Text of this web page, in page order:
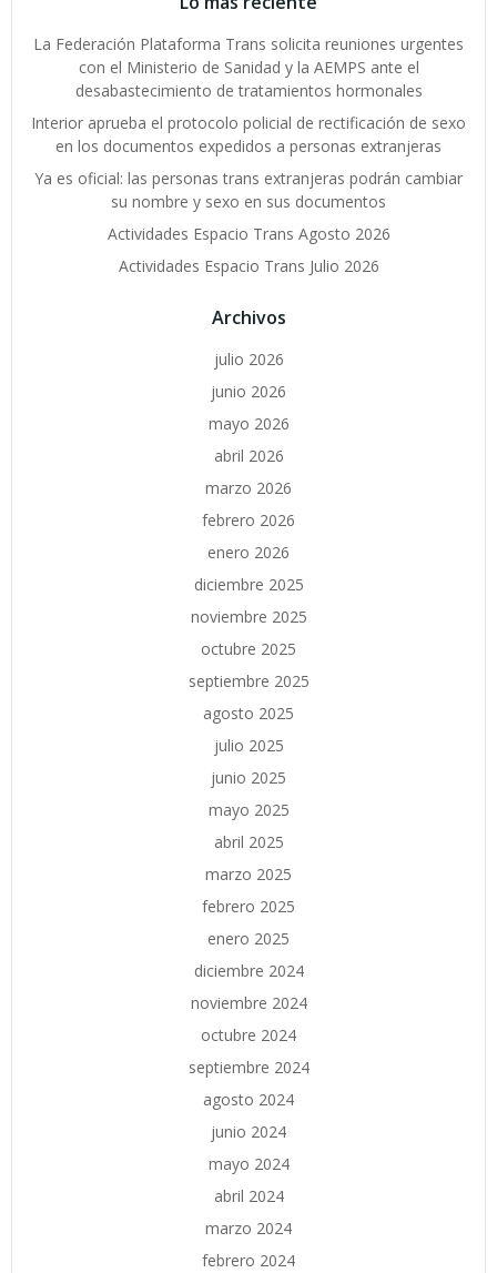
La Federación Plataforma Trans solicita reuniones urgentes
con el Ministerio de Sanidad y la AEMPS ante el
desabastecimiento de tratamientos hormonales
Interior aprueba el protocolo policial de rectificación de sexo
en los documentos expedidos a personas extranjeras
Ya es oficial: las personas trans extranjeras podrán cambiar
su nombre y sexo en sus documentos
Actividades Espacio Trans Agosto 2026
Actividades Espacio Trans Julio 2026
Archivos
julio 2026
junio 2026
mayo 2026
abril 2026
marzo 2026
febrero 2026
enero 2026
diciembre 2025
noviembre 2025
octubre 2025
septiembre 2025
agosto 2025
julio 2025
junio 2025
mayo 2025
abril 2025
marzo 2025
febrero 2025
enero 2025
diciembre 2024
noviembre 2024
octubre 2024
septiembre 2024
agosto 2024
junio 2024
mayo 2024
abril 2024
marzo 2024
febrero 2024